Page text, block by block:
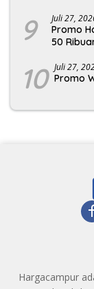
9 Juli 27,
Promo
50
10 Juli 27,
Promo
Hargacampur